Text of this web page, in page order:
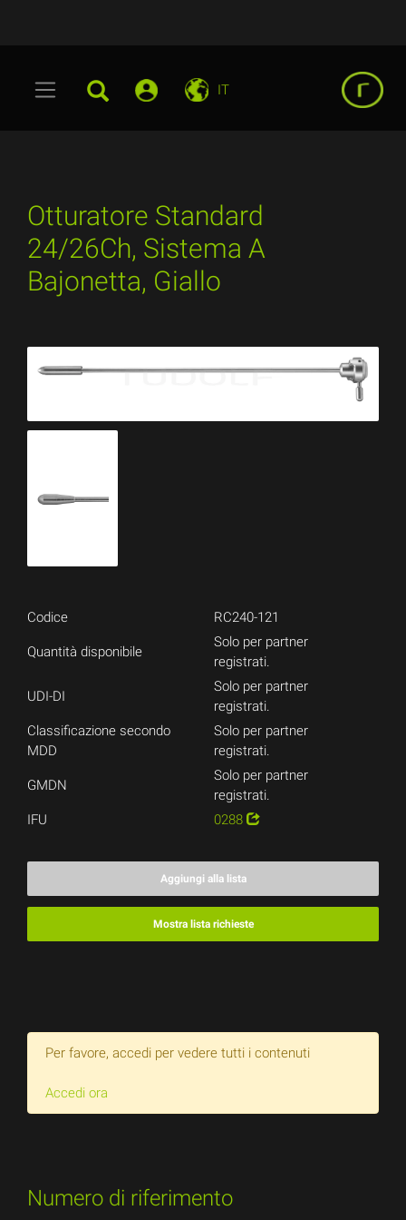
IT
Otturatore Standard
24/26Ch, Sistema A
Bajonetta, Giallo
Codice RC240-121
Quantità disponibile
Solo per partner
registrati.
UDI-DI
Solo per partner
registrati.
Classificazione secondo
MDD
Solo per partner
registrati.
GMDN
Solo per partner
registrati.
IFU
0288
Aggiungi alla lista
Mostra lista richieste
Per favore, accedi per vedere tutti i contenuti
Accedi ora
Numero di riferimento